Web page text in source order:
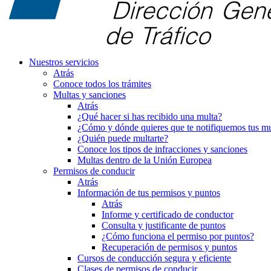
Nuestros servicios
Atrás
Conoce todos los trámites
Multas y sanciones
Atrás
¿Qué hacer si has recibido una multa?
¿Cómo y dónde quieres que te notifiquemos tus
¿Quién puede multarte?
Conoce los tipos de infracciones y sanciones
Multas dentro de la Unión Europea
Permisos de conducir
Atrás
Información de tus permisos y puntos
Atrás
Informe y certificado de conductor
Consulta y justificante de puntos
¿Cómo funciona el permiso por puntos?
Recuperación de permisos y puntos
Cursos de conducción segura y eficiente